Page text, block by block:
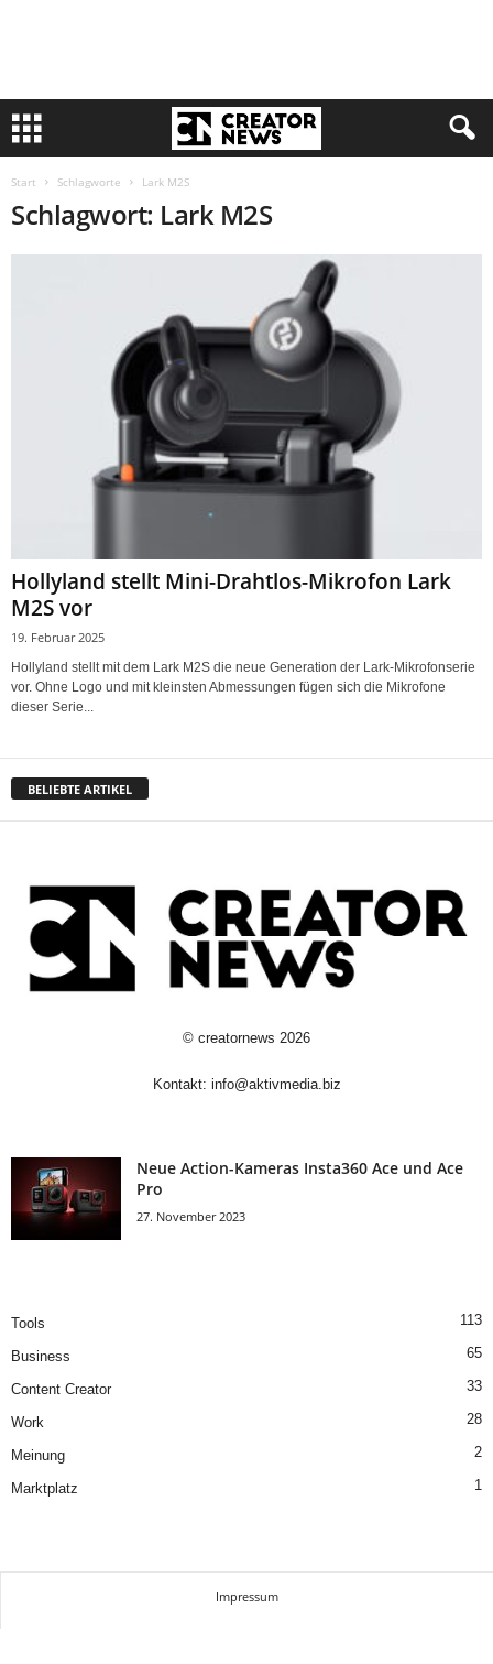
Start Schlagworte Lark M2S
Schlagwort: Lark M2S
Hollyland stellt Mini-Drahtlos-Mikrofon Lark
M2S vor
19. Februar 2025
Hollyland stellt mit dem Lark M2S die neue Generation der Lark-Mikrofonserie
vor. Ohne Logo und mit kleinsten Abmessungen fügen sich die Mikrofone
dieser Serie...
BELIEBTE ARTIKEL
© creatornews 2026
Kontakt: info@aktivmedia.biz
Neue Action-Kameras Insta360 Ace und Ace
Pro
27. November 2023
Tools 113
Business 65
Content Creator 33
Work 28
Meinung 2
Marktplatz 1
Impressum